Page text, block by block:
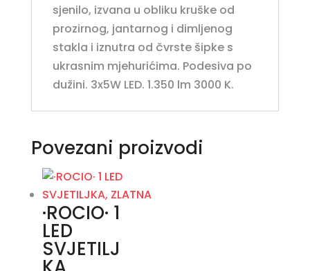
sjenilo, izvana u obliku kruške od
prozirnog, jantarnog i dimljenog
stakla i iznutra od čvrste šipke s
ukrasnim mjehurićima. Podesiva po
dužini. 3x5W LED. 1.350 lm 3000 K.
Povezani proizvodi
·ROCIO· 1
LED
SVJETILJ